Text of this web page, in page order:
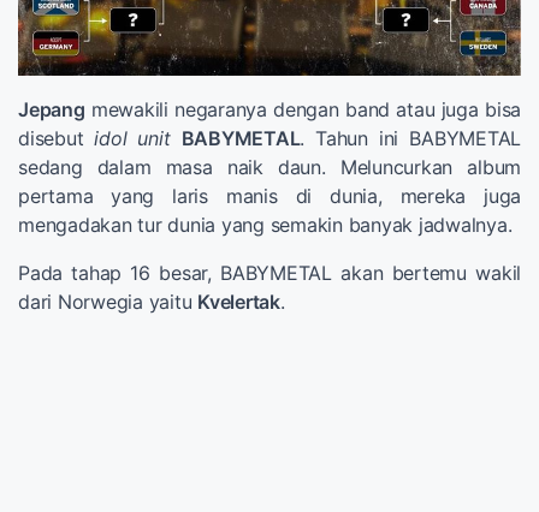
Jepang mewakili negaranya dengan band atau juga bisa
disebutidol unit BABYMETAL. Tahun ini BABYMETAL
sedang dalam masa naik daun. Meluncurkan album
pertama yang laris manis di dunia, mereka juga
mengadakan tur dunia yang semakin banyak jadwalnya.
Pada tahap 16 besar, BABYMETAL akan bertemu wakil
dari Norwegia yaitu Kvelertak.